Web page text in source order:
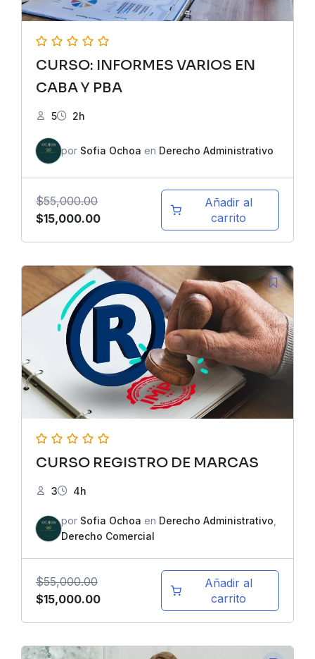
CURSO: INFORMES VARIOS EN
CABA Y PBA
5 2h
por Sofia Ochoa en Derecho Administrativo
$55,000.00
El
era:
$55,000.00.
$15,000.00El
es:
$15,000.00.
Añadir al
carrito
CURSO REGISTRO DE MARCAS
3 4h
por Sofia Ochoa en Derecho Administrativo
Derecho Comercial
$55,000.00
El
era:
$15,000.00El
es:
Añadir al
carrito